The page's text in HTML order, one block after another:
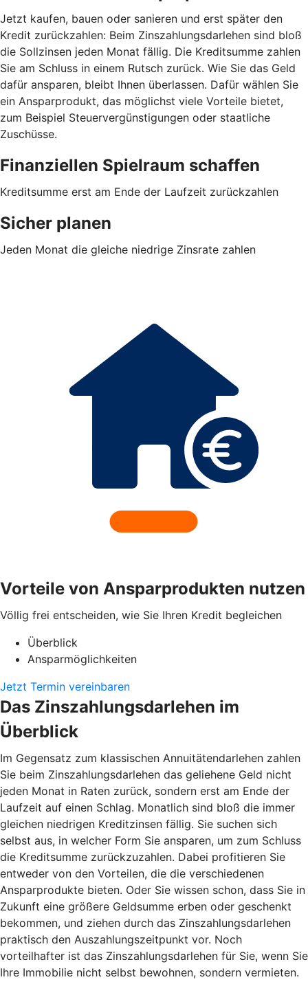
Jetzt kaufen, bauen oder sanieren und erst später den
Kredit zurückzahlen: Beim Zinszahlungsdarlehen sind bloß
die Sollzinsen jeden Monat fällig. Die Kreditsumme zahlen
Sie am Schluss in einem Rutsch zurück. Wie Sie das Geld
dafür ansparen, bleibt Ihnen überlassen. Dafür wählen Sie
ein Ansparprodukt, das möglichst viele Vorteile bietet,
zum Beispiel Steuervergünstigungen oder staatliche
Zuschüsse.
Finanziellen Spielraum schaffen
Kreditsumme erst am Ende der Laufzeit zurückzahlen
Sicher planen
Jeden Monat die gleiche niedrige Zinsrate zahlen
Vorteile von Ansparprodukten nutzen
Völlig frei entscheiden, wie Sie Ihren Kredit begleichen
Überblick
Ansparmöglichkeiten
Jetzt Termin vereinbaren
Das Zinszahlungsdarlehen im
Überblick
Im Gegensatz zum klassischen Annuitätendarlehen zahlen
Sie beim Zinszahlungsdarlehen das geliehene Geld nicht
jeden Monat in Raten zurück, sondern erst am Ende der
Laufzeit auf einen Schlag. Monatlich sind bloß die immer
gleichen niedrigen Kreditzinsen fällig. Sie suchen sich
selbst aus, in welcher Form Sie ansparen, um zum Schluss
die Kreditsumme zurückzuzahlen. Dabei profitieren Sie
entweder von den Vorteilen, die die verschiedenen
Ansparprodukte bieten. Oder Sie wissen schon, dass Sie in
Zukunft eine größere Geldsumme erben oder geschenkt
bekommen, und ziehen durch das Zinszahlungsdarlehen
praktisch den Auszahlungszeitpunkt vor. Noch
vorteilhafter ist das Zinszahlungsdarlehen für Sie, wenn Sie
Ihre Immobilie nicht selbst bewohnen, sondern vermieten.